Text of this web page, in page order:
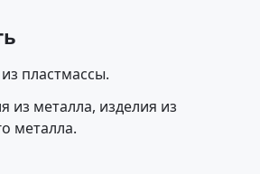
пластмассы.
из металла, изделия из
металла.